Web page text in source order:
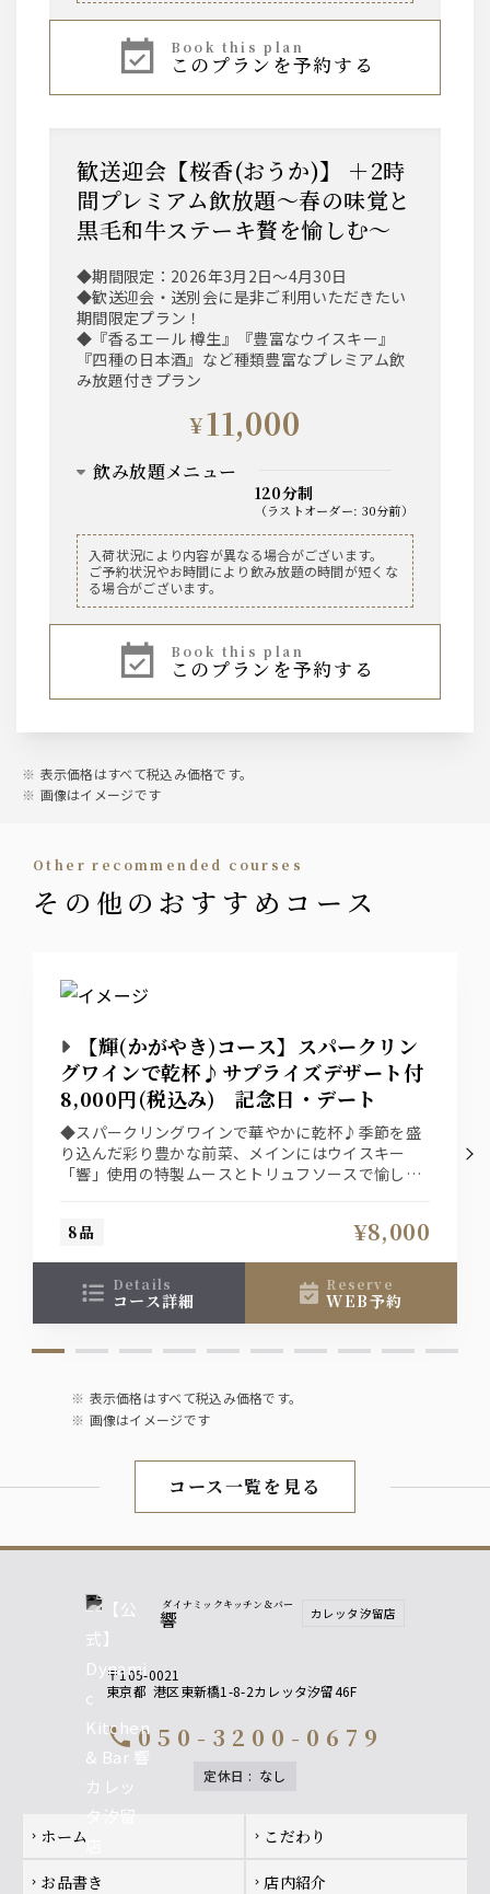
ウィスキー
～AMERICAN～ ジムビーム
・ウーロンハイ ・レモンサワー
・トマトサワー ・グレープフルーツサワー
・梅干しサワー ・緑茶ハイ
・柚子サワー
梅酒
梅酒（ロック、水割り、ソーダ割り、お湯割り）
ワイン
【赤】ヴィッラビアンキ ロッソ
【白】ヴィッラビアンキ ビアンコ
日本酒
焼酎
黒丸 黒（芋）
グレープフルーツジュース
オールフリー ノンアルコールビールテイスト飲料
book this plan
このプランを予約する
歓送迎会【桜香(おうか)】 ＋2時
間プレミアム飲放題～春の味覚と
黒毛和牛ステーキ贅を愉しむ～
◆期間限定：2026年3月2日～4月30日
◆歓送迎会・送別会に是非ご利用いただきたい
期間限定プラン！
◆『香るエール 樽生』『豊富なウイスキー』
『四種の日本酒』など種類豊富なプレミアム飲
み放題付きプラン
¥11,000
飲み放題メニュー
120分制
（ ラストオーダー: 30分前）
ビール
ザ・プレミアム・モルツ 中瓶
ザ・プレミアム・モルツ 香るエール 樽生
ウィスキー
アンクラブ
・ウーロンハイ ・レモンサワー
・トマトサワー ・グレープフルーツサワー
梅酒
・ジントニック
ウォッカ
ジャパニーズクラフトウォッカ『白』
・ウォッカソーダ
・モスコミュール
【泡】ラルス スプマンテ ブリュット
日本酒
新潟県 越乃景虎
宮城県 伯楽星 特別純米
福島県 末廣山廃純米
黒丸 黒（芋）
※ロック、水割り、ソーダ割り、お湯割り
ノンアルコール
ウーロン茶
オレンジジュース
オールフリー ノンアルコールビールテイスト飲料
入荷状況により内容が異なる場合がございます。
ご予約状況やお時間により飲み放題の時間が短くな
る場合がございます。
book this plan
このプランを予約する
表示価格はすべて税込み価格です。
画像はイメージです
other recommended courses
その他のおすすめコース
【輝(かがやき)コース】スパークリン
グワインで乾杯♪サプライズデザート付
8,000円(税込み) 記念日・デート
◆スパークリングワインで華やかに乾杯♪季節を盛
り込んだ彩り豊かな前菜、メインにはウイスキー
「響」使用の特製ムースとトリュフソースで愉しむ
※デザートのメッセージを御希望の方は、御電話で
8品 ¥8,000
details
コース詳細
reserve
WEB予約
表示価格はすべて税込み価格です。
画像はイメージです
コース一覧を見る
ダイナミックキッチン＆バー
響 カレッタ汐留店
〒105-0021
東京都 港区東新橋1-8-2カレッタ汐留46F
call 050-3200-0679
定休日 : なし
Footer navigation
chevron_right ホーム chevron_right こだわり
chevron_right お品書き chevron_right 店内紹介